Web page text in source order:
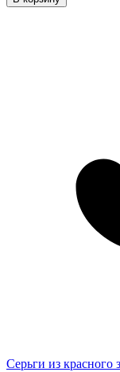
Серьги из красного